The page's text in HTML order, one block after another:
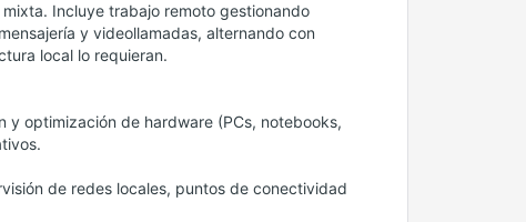
Incluye trabajo remoto gestionando
y videollamadas, alternando con
local lo requieran.
y optimización de hardware (PCs, notebooks,
de redes locales, puntos de conectividad